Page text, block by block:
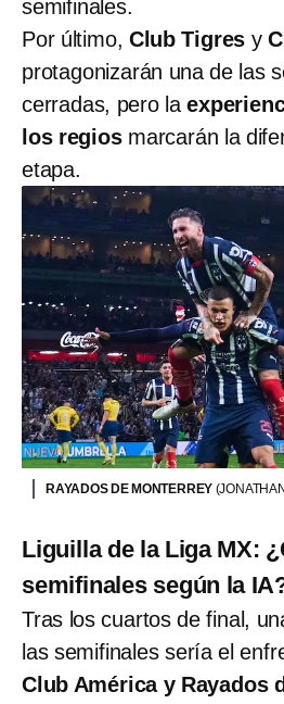
semifinales.
Por último, Club Tigres y
protagonizarán una de las
cerradas, pero la
los regiosmarcarán la
etapa.
RAYADOS DE MONTERREY
Liguilla de la Liga MX:
semifinales según la
Tras los cuartos de final,
las semifinales sería el
Club América y Rayados